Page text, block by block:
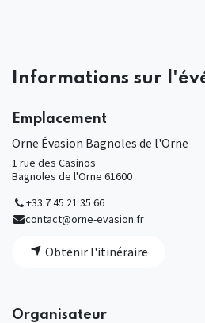
Informations sur
Emplacement
Orne Évasion Bagnoles de l'Orne
1 rue des Casinos
Bagnoles de l'Orne 61600
+33 7 45 21 35 66
contact@orne-evasion.fr
Obtenir l'itinéraire
Organisateur